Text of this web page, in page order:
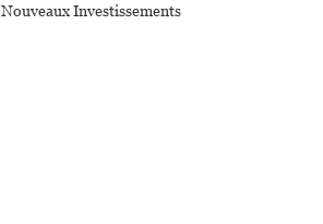
Nouveaux Investissements